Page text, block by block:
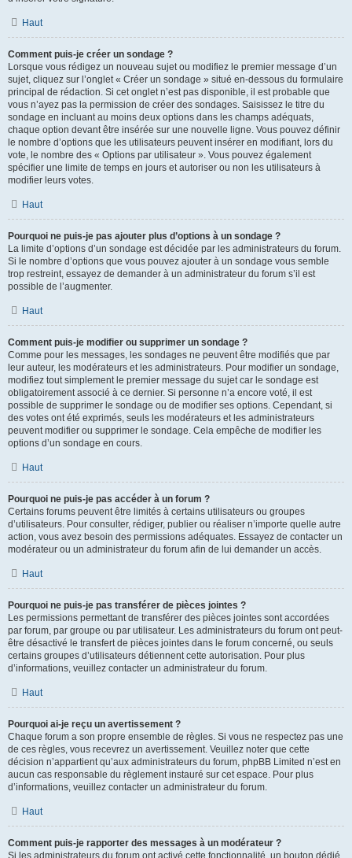
Haut
Comment puis-je créer un sondage ?
Lorsque vous rédigez un nouveau sujet ou modifiez le premier message d’un
sujet, cliquez sur l’onglet « Créer un sondage » situé en-dessous du formulaire
principal de rédaction. Si cet onglet n’est pas disponible, il est probable que
vous n’ayez pas la permission de créer des sondages. Saisissez le titre du
sondage en incluant au moins deux options dans les champs adéquats,
chaque option devant être insérée sur une nouvelle ligne. Vous pouvez définir
le nombre d’options que les utilisateurs peuvent insérer en modifiant, lors du
vote, le nombre des « Options par utilisateur ». Vous pouvez également
spécifier une limite de temps en jours et autoriser ou non les utilisateurs à
modifier leurs votes.
Haut
Pourquoi ne puis-je pas ajouter plus d’options à un sondage ?
La limite d’options d’un sondage est décidée par les administrateurs du forum.
Si le nombre d’options que vous pouvez ajouter à un sondage vous semble
trop restreint, essayez de demander à un administrateur du forum s’il est
possible de l’augmenter.
Haut
Comment puis-je modifier ou supprimer un sondage ?
Comme pour les messages, les sondages ne peuvent être modifiés que par
leur auteur, les modérateurs et les administrateurs. Pour modifier un sondage,
modifiez tout simplement le premier message du sujet car le sondage est
obligatoirement associé à ce dernier. Si personne n’a encore voté, il est
possible de supprimer le sondage ou de modifier ses options. Cependant, si
des votes ont été exprimés, seuls les modérateurs et les administrateurs
peuvent modifier ou supprimer le sondage. Cela empêche de modifier les
options d’un sondage en cours.
Haut
Pourquoi ne puis-je pas accéder à un forum ?
Certains forums peuvent être limités à certains utilisateurs ou groupes
d’utilisateurs. Pour consulter, rédiger, publier ou réaliser n’importe quelle autre
action, vous avez besoin des permissions adéquates. Essayez de contacter un
modérateur ou un administrateur du forum afin de lui demander un accès.
Haut
Pourquoi ne puis-je pas transférer de pièces jointes ?
Les permissions permettant de transférer des pièces jointes sont accordées
par forum, par groupe ou par utilisateur. Les administrateurs du forum ont peut-
être désactivé le transfert de pièces jointes dans le forum concerné, ou seuls
certains groupes d’utilisateurs détiennent cette autorisation. Pour plus
d’informations, veuillez contacter un administrateur du forum.
Haut
Pourquoi ai-je reçu un avertissement ?
Chaque forum a son propre ensemble de règles. Si vous ne respectez pas une
de ces règles, vous recevrez un avertissement. Veuillez noter que cette
décision n’appartient qu’aux administrateurs du forum, phpBB Limited n’est en
aucun cas responsable du règlement instauré sur cet espace. Pour plus
d’informations, veuillez contacter un administrateur du forum.
Haut
Comment puis-je rapporter des messages à un modérateur ?
Si les administrateurs du forum ont activé cette fonctionnalité, un bouton dédié